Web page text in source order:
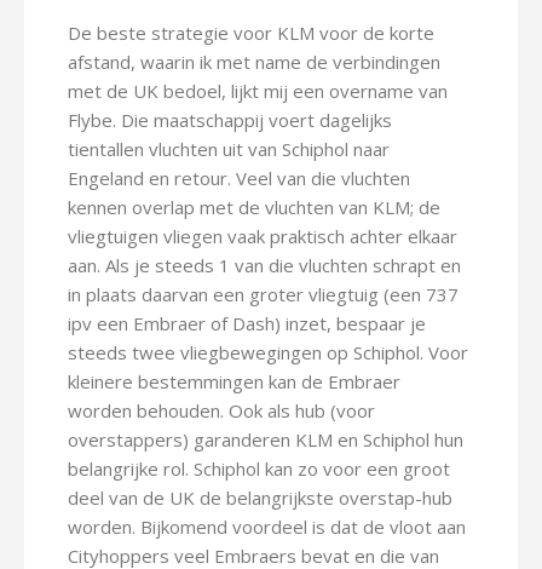
De beste strategie voor KLM voor de korte
afstand, waarin ik met name de verbindingen
met de UK bedoel, lijkt mij een overname van
Flybe. Die maatschappij voert dagelijks
tientallen vluchten uit van Schiphol naar
Engeland en retour. Veel van die vluchten
kennen overlap met de vluchten van KLM; de
vliegtuigen vliegen vaak praktisch achter elkaar
aan. Als je steeds 1 van die vluchten schrapt en
in plaats daarvan een groter vliegtuig (een 737
ipv een Embraer of Dash) inzet, bespaar je
steeds twee vliegbewegingen op Schiphol. Voor
kleinere bestemmingen kan de Embraer
worden behouden. Ook als hub (voor
overstappers) garanderen KLM en Schiphol hun
belangrijke rol. Schiphol kan zo voor een groot
deel van de UK de belangrijkste overstap-hub
worden. Bijkomend voordeel is dat de vloot aan
Cityhoppers veel Embraers bevat en die van